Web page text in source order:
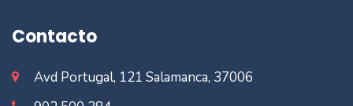
Contacto
Avd Portugal, 121 Salamanca, 37006